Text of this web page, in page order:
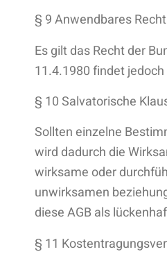
§ 9 Anwendbares Recht
Es gilt das Recht der
11.4.1980 findet
§ 10 Salvatorische
Sollten einzelne
wird dadurch die
wirksame oder
unwirksamen
diese AGB als
§ 11